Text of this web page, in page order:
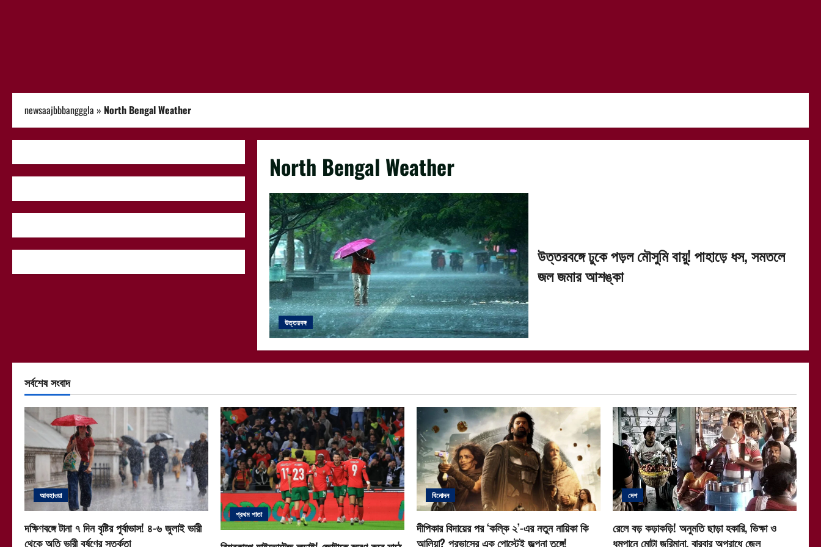
newsaajbbbangggla » North Bengal Weather
North Bengal Weather
উত্তরবঙ্গ
উত্তরবঙ্গে ঢুকে পড়ল মৌসুমি বায়ু! পাহাড়ে ধস, সমতলে
জল জমার আশঙ্কা
সর্বশেষ সংবাদ
আবহাওয়া
দক্ষিণবঙ্গে টানা ৭ দিন বৃষ্টির পূর্বাভাস! ৪-৬ জুলাই ভারী
থেকে অতি ভারী বর্ষণের সতর্কতা
প্রথম পাতা
বিনোদন
দীপিকার বিদায়ের পর ‘কল্কি ২’-এর নতুন নায়িকা কি
আলিয়া? প্রভাসের এক পোস্টেই জল্পনা তুঙ্গে!
দেশ
রেলে বড় কড়াকড়ি! অনুমতি ছাড়া হকারি, ভিক্ষা ও
ধূমপানে মোটা জরিমানা, বারবার অপরাধে জেল